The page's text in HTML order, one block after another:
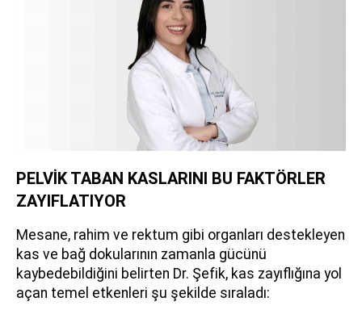
PELVİK TABAN KASLARINI BU FAKTÖRLER
ZAYIFLATIYOR
Mesane, rahim ve rektum gibi organları destekleyen
kas ve bağ dokularının zamanla gücünü
kaybedebildiğini belirten Dr. Şefik, kas zayıflığına yol
açan temel etkenleri şu şekilde sıraladı: